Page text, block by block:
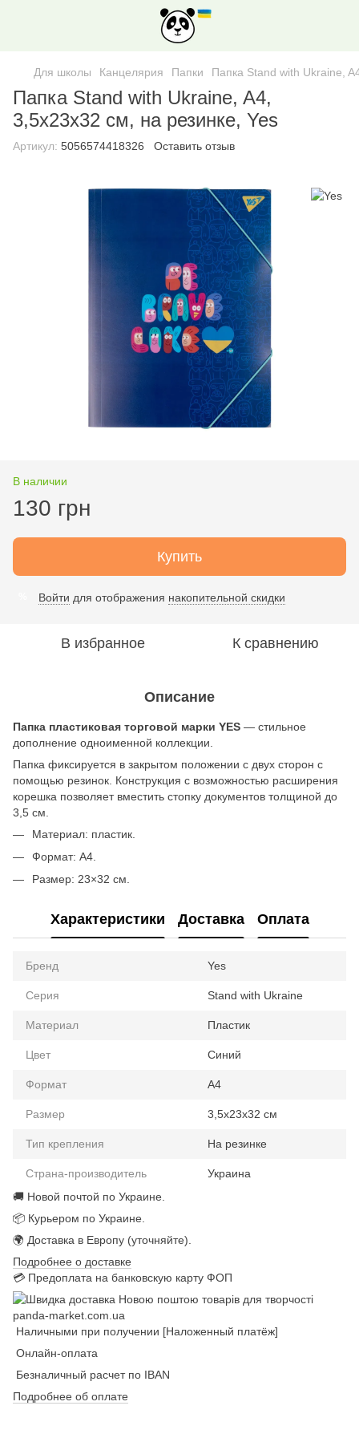
Для школы Канцелярия Папки Папка Stand with Ukraine,
Папка Stand with Ukraine, A4,
3,5х23х32 см, на резинке, Yes
Артикул: 5056574418326 Оставить отзыв
В наличии
130 грн
Купить
Войти для отображения накопительной скидки
В избранное К сравнению
Описание
Папка пластиковая торговой марки YES — стильное
дополнение одноименной коллекции.
Папка фиксируется в закрытом положении с двух сторон с
помощью резинок. Конструкция с возможностью расширения
корешка позволяет вместить стопку документов толщиной до
3,5 см.
Материал: пластик.
Формат: A4.
Размер: 23×32 см.
Характеристики Доставка Оплата
Бренд Yes
Серия Stand with Ukraine
Материал Пластик
Цвет Синий
Формат А4
Размер 3,5х23х32 см
Тип крепления На резинке
Страна-производитель
Украина
🚚 Новой почтой по Украине.
📦 Курьером по Украине.
🌍 Доставка в Европу (уточняйте).
Подробнее о доставке
💳 Предоплата на банковскую карту ФОП
Наличными при получении [Наложенный платёж]
Онлайн-оплата
Безналичный расчет по IBAN
Подробнее об оплате